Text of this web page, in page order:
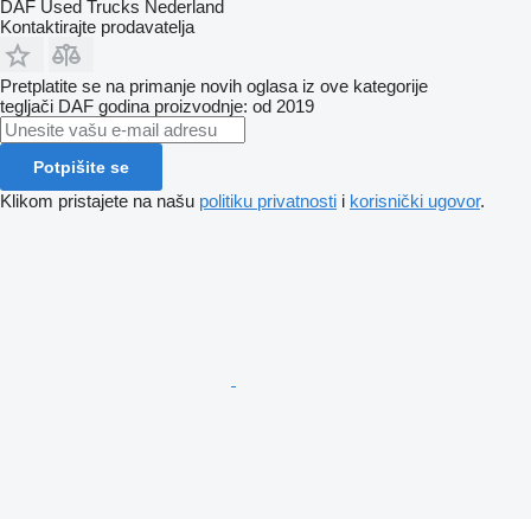
DAF Used Trucks Nederland
Kontaktirajte prodavatelja
Pretplatite se na primanje novih oglasa iz ove kategorije
tegljači DAF godina proizvodnje: od 2019
Potpišite se
Klikom pristajete na našu politiku privatnosti i korisnički ugovor.